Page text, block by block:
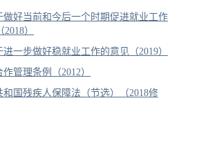
做好当前和今后一个时期促进就业工作
）
进一步做好稳就业工作的意见（2019）
管理条例（2012）
和国残疾人保障法（节选）（2018修